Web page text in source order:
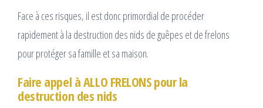
Face à ces risques, il est donc primordial de procéder
rapidement à la destruction des nids de guêpes et de frelons
pour protéger sa famille et sa maison.
Faire appel à ALLO FRELONS pour la
destruction des nids